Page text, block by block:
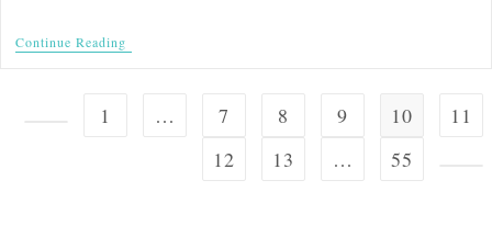
Continue Reading
1 … 7 8 9 10
11
12
13 … 55